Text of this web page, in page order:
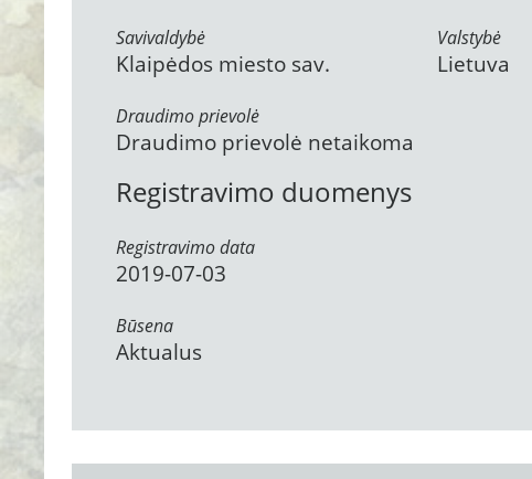
Savivaldybė
Klaipėdos miesto sav.
Valstybė
Lietuva
Draudimo prievolė
Draudimo prievolė netaikoma
Registravimo duomenys
Registravimo data
2019-07-03
Būsena
Aktualus